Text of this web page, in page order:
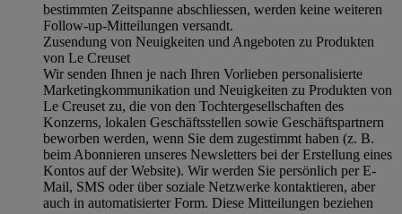
bestimmten Zeitspanne abschliessen, werden keine weiteren
Follow-up-Mitteilungen versandt.
Zusendung von Neuigkeiten und Angeboten zu Produkten
von Le Creuset
Wir senden Ihnen je nach Ihren Vorlieben personalisierte
Marketingkommunikation und Neuigkeiten zu Produkten von
Le Creuset zu, die von den Tochtergesellschaften des
Konzerns, lokalen Geschäftsstellen sowie Geschäftspartnern
beworben werden, wenn Sie dem zugestimmt haben (z. B.
beim Abonnieren unseres Newsletters bei der Erstellung eines
Kontos auf der Website). Wir werden Sie persönlich per E-
Mail, SMS oder über soziale Netzwerke kontaktieren, aber
auch in automatisierter Form. Diese Mitteilungen beziehen